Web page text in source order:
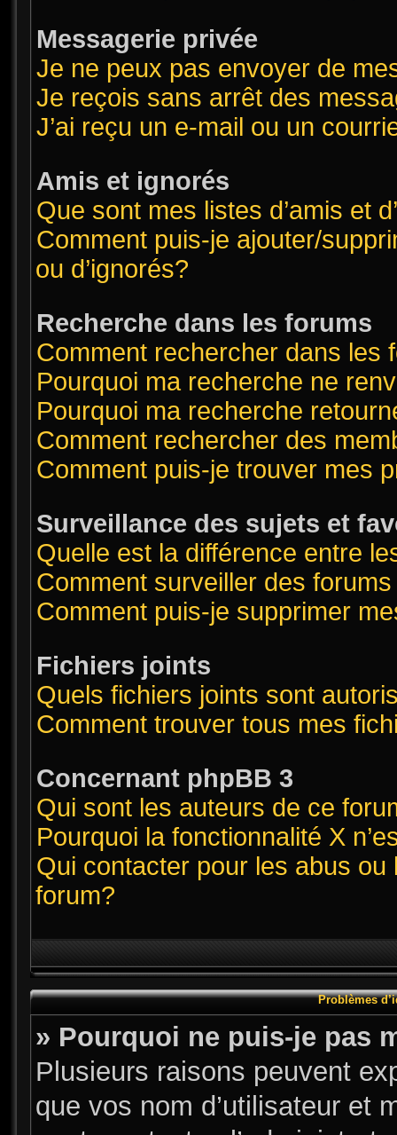
Messagerie privée
Je ne peux pas envoyer de
Je reçois sans arrêt des
J’ai reçu un e-mail ou un
Amis et ignorés
Que sont mes listes d’amis et
Comment puis-je ajouter/
ou d’ignorés?
Recherche dans les forums
Comment rechercher dans les
Pourquoi ma recherche ne
Pourquoi ma recherche
Comment rechercher des
Comment puis-je trouver mes
Surveillance des sujets et
Quelle est la différence entre
Comment surveiller des
Comment puis-je supprimer
Fichiers joints
Quels fichiers joints sont
Comment trouver tous mes
Concernant phpBB 3
Qui sont les auteurs de ce
Pourquoi la fonctionnalité X
Qui contacter pour les abus
forum?
Problèmes
» Pourquoi ne puis-je pas
Plusieurs raisons peuvent
que vos nom d’utilisateur et